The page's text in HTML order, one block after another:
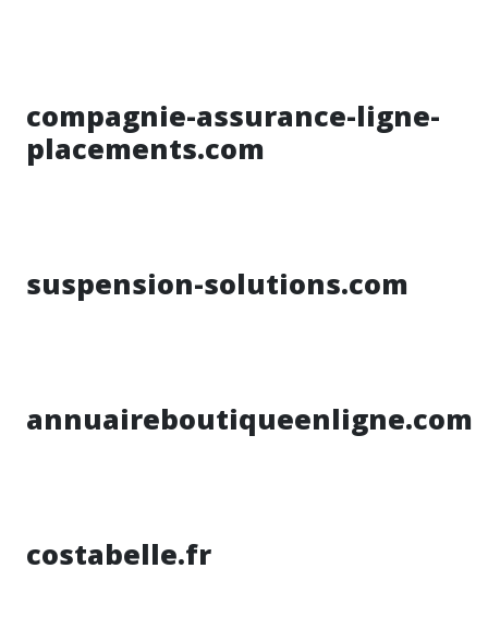
compagnie-assurance-ligne-
placements.com
suspension-solutions.com
annuaireboutiqueenligne.com
costabelle.fr